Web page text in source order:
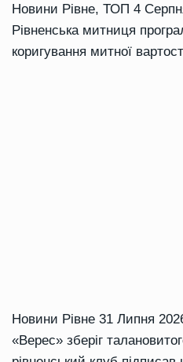
Новини Рівне, ТОП 4
Рівненська митниця
коригування митної
Новини Рівне 31 Липня
«Верес» зберіг